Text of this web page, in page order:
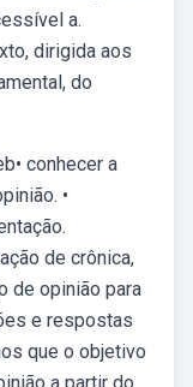
a.
dirigida aos
do
conhecer a
•
de crônica,
de opinião para
e respostas
que o objetivo